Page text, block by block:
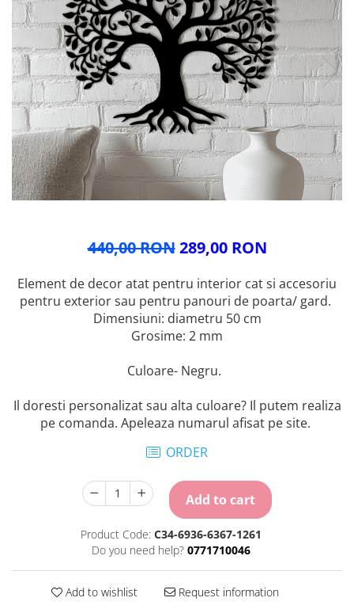
Glisiere / feronerii
Feroneriile PergoLino®
Glisiere din aluminiu
Glisiere compozit HDPE
Accesorii
440,00 RON 289,00 RON
Element de decor atat pentru interior cat si accesoriu
pentru exterior sau pentru panouri de poarta/ gard.
Dimensiuni: diametru 50 cm
Grosime: 2 mm
Culoare- Negru.
Il doresti personalizat sau alta culoare? Il putem realiza
pe comanda. Apeleaza numarul afisat pe site.
ORDER
Add to cart
Product Code: C34-6936-6367-1261
Do you need help? 0771710046
Add to wishlist Request information